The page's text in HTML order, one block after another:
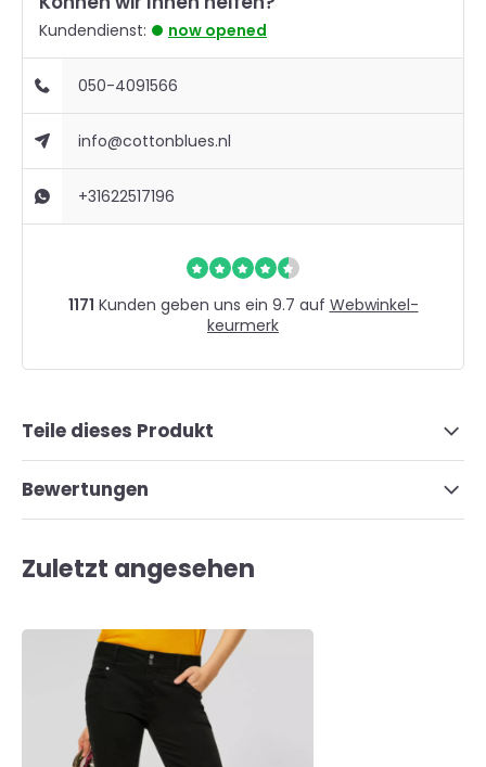
Kundendienst: now opened
050-4091566
info@cottonblues.nl
+31622517196
1171 Kunden geben uns ein 9.7 auf Webwinkel-
keurmerk
Teile dieses Produkt
Bewertungen
Zuletzt angesehen